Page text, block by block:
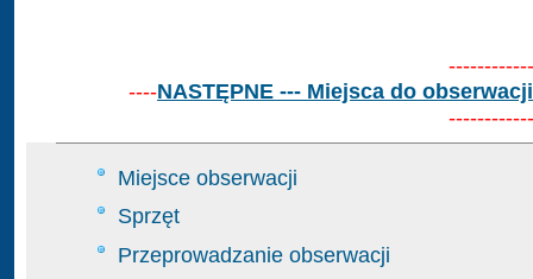
----NASTĘPNE --- Miejsca do
Miejsce obserwacji
Sprzęt
Przeprowadzanie obserwacji